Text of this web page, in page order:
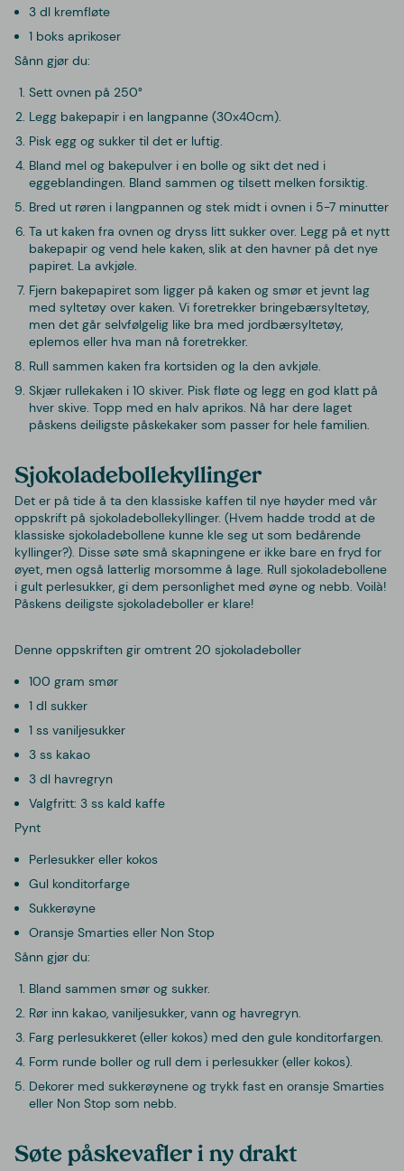
3 dl kremfløte
1 boks aprikoser
Sånn gjør du:
Sett ovnen på 250°
Legg bakepapir i en langpanne (30x40cm).
Pisk egg og sukker til det er luftig.
Bland mel og bakepulver i en bolle og sikt det ned i
eggeblandingen. Bland sammen og tilsett melken forsiktig.
Bred ut røren i langpannen og stek midt i ovnen i 5-7 minutter
Ta ut kaken fra ovnen og dryss litt sukker over. Legg på et nytt
bakepapir og vend hele kaken, slik at den havner på det nye
papiret. La avkjøle.
Fjern bakepapiret som ligger på kaken og smør et jevnt lag
med syltetøy over kaken. Vi foretrekker bringebærsyltetøy,
men det går selvfølgelig like bra med jordbærsyltetøy,
eplemos eller hva man nå foretrekker.
Rull sammen kaken fra kortsiden og la den avkjøle.
Skjær rullekaken i 10 skiver. Pisk fløte og legg en god klatt på
hver skive. Topp med en halv aprikos. Nå har dere laget
påskens deiligste påskekaker som passer for hele familien.
Sjokoladebollekyllinger
Det er på tide å ta den klassiske kaffen til nye høyder med vår
oppskrift på sjokoladebollekyllinger. (Hvem hadde trodd at de
klassiske sjokoladebollene kunne kle seg ut som bedårende
kyllinger?). Disse søte små skapningene er ikke bare en fryd for
øyet, men også latterlig morsomme å lage. Rull sjokoladebollene
i gult perlesukker, gi dem personlighet med øyne og nebb. Voilà!
Påskens deiligste sjokoladeboller er klare!
Denne oppskriften gir omtrent 20 sjokoladeboller
100 gram smør
1 dl sukker
1 ss vaniljesukker
3 ss kakao
3 dl havregryn
Valgfritt: 3 ss kald kaffe
Pynt
Perlesukker eller kokos
Gul konditorfarge
Sukkerøyne
Oransje Smarties eller Non Stop
Sånn gjør du:
Bland sammen smør og sukker.
Rør inn kakao, vaniljesukker, vann og havregryn.
Farg perlesukkeret (eller kokos) med den gule konditorfargen.
Form runde boller og rull dem i perlesukker (eller kokos).
Dekorer med sukkerøynene og trykk fast en oransje Smarties
eller Non Stop som nebb.
Søte påskevafler i ny drakt